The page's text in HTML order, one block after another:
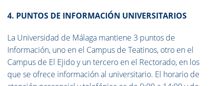
4. PUNTOS DE INFORMACIÓN UNIVERSITARIOS
La Universidad de Málaga mantiene 3 puntos de
Información, uno en el Campus de Teatinos, otro en el
Campus de El Ejido y un tercero en el Rectorado, en los
que se ofrece información al universitario. El horario de